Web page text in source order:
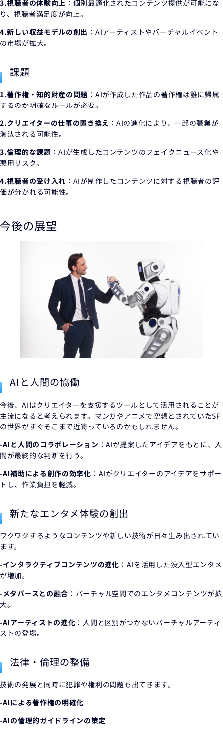
3.視聴者の体験向上 ：個別最適化されたコンテンツ提供が可能にな
り、視聴者満足度が向上。
4.新しい収益モデルの創出 ：AIアーティストやバーチャルイベント
の市場が拡大。
課題
1.著作権・知的財産の問題 ：AIが作成した作品の著作権は誰に帰属
するのか明確なルールが必要。
2.クリエイターの仕事の置き換え ：AIの進化により、一部の職業が
淘汰される可能性。
3.倫理的な課題 ：AIが生成したコンテンツのフェイクニュース化や
悪用リスク。
4.視聴者の受け入れ ：AIが制作したコンテンツに対する視聴者の評
価が分かれる可能性。
今後の展望
AIと人間の協働
今後、AIはクリエイターを支援するツールとして活用されることが
主流になると考えられます。マンガやアニメで空想とされていたSF
の世界がすぐそこまで近寄っているのかもしれません。
-AIと人間のコラボレーション ：AIが提案したアイデアをもとに、人
間が最終的な判断を行う。
-AI補助による創作の効率化 ：AIがクリエイターのアイデアをサポー
トし、作業負担を軽減。
新たなエンタメ体験の創出
ワクワクするようなコンテンツや新しい技術が日々生み出されてい
ます。
-インタラクティブコンテンツの進化 ：AIを活用した没入型エンタメ
が増加。
-メタバースとの融合 ：バーチャル空間でのエンタメコンテンツが拡
大。
-AIアーティストの進化 ：人間と区別がつかないバーチャルアーティ
ストの登場。
法律・倫理の整備
技術の発展と同時に犯罪や権利の問題も出てきます。
-AIによる著作権の明確化
-AIの倫理的ガイドラインの策定